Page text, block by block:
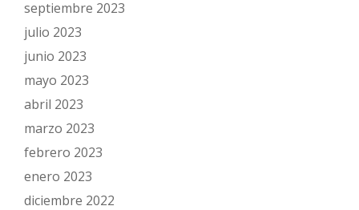
septiembre 2023
julio 2023
junio 2023
mayo 2023
abril 2023
marzo 2023
febrero 2023
enero 2023
diciembre 2022